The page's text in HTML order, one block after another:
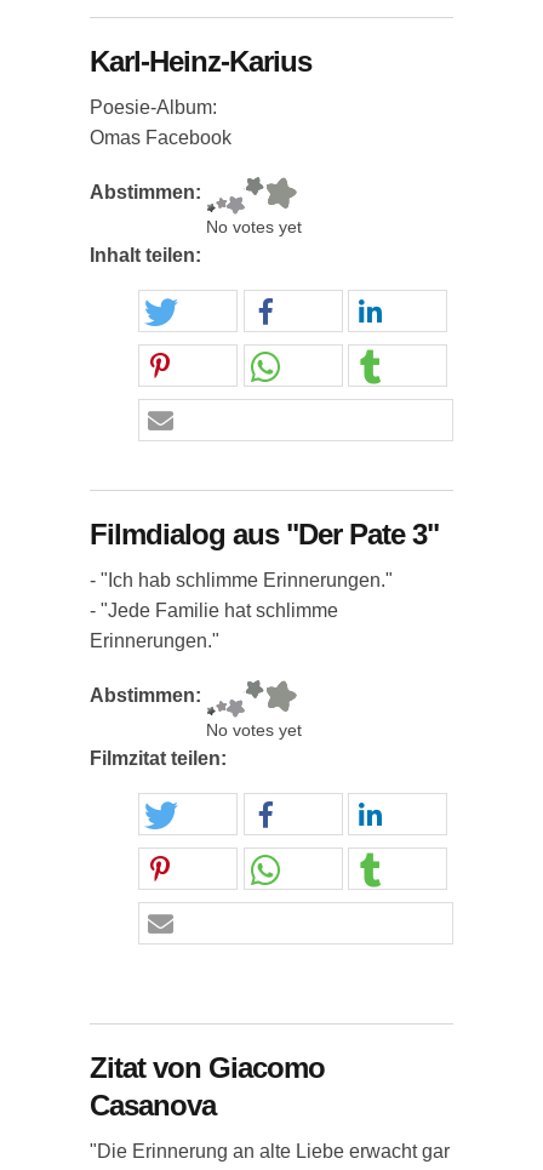
Karl-Heinz-Karius
Poesie-Album:
Omas Facebook
Abstimmen:
No votes yet
Inhalt teilen:
Filmdialog aus "Der Pate 3"
- "Ich hab schlimme Erinnerungen."
- "Jede Familie hat schlimme
Erinnerungen."
Abstimmen:
No votes yet
Filmzitat teilen:
Zitat von Giacomo
Casanova
"Die Erinnerung an alte Liebe erwacht gar